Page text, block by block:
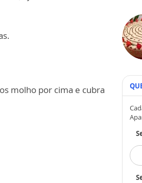
molho por cima e cubra